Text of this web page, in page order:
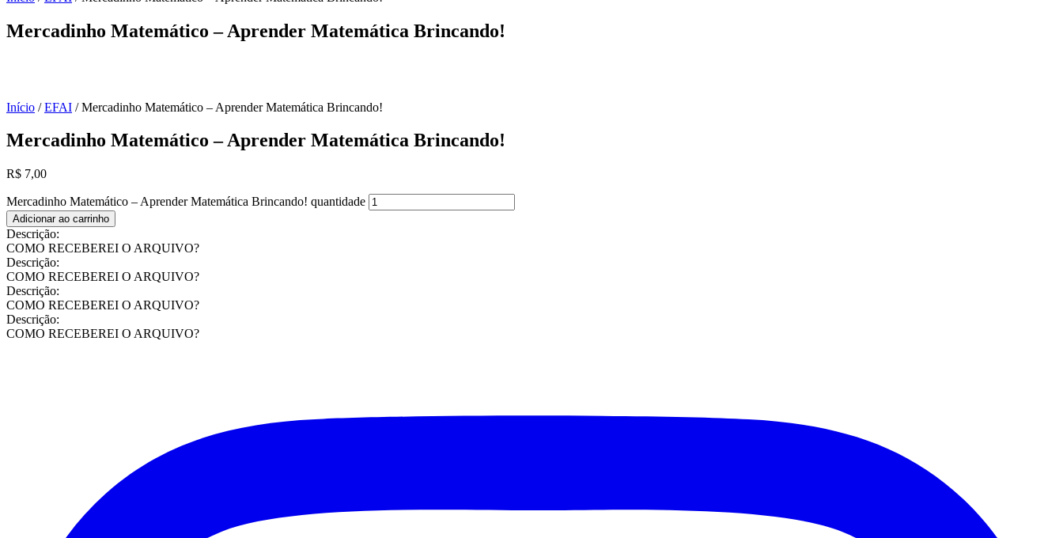
Mercadinho Matemático – Aprender Matemática Brincando!
Início /EFAI / Mercadinho Matemático – Aprender Matemática Brincando!
Mercadinho Matemático – Aprender Matemática Brincando!
R$ 7,00
Mercadinho Matemático – Aprender Matemática Brincando! quantidade
Adicionar ao carrinho
Descrição:
COMO RECEBEREI O ARQUIVO?
Descrição:
COMO RECEBEREI O ARQUIVO?
Descrição:
COMO RECEBEREI O ARQUIVO?
Descrição:
COMO RECEBEREI O ARQUIVO?